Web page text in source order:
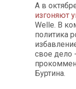
А в
изгоняют
Welle. В
политика
свое дело
Буртина.